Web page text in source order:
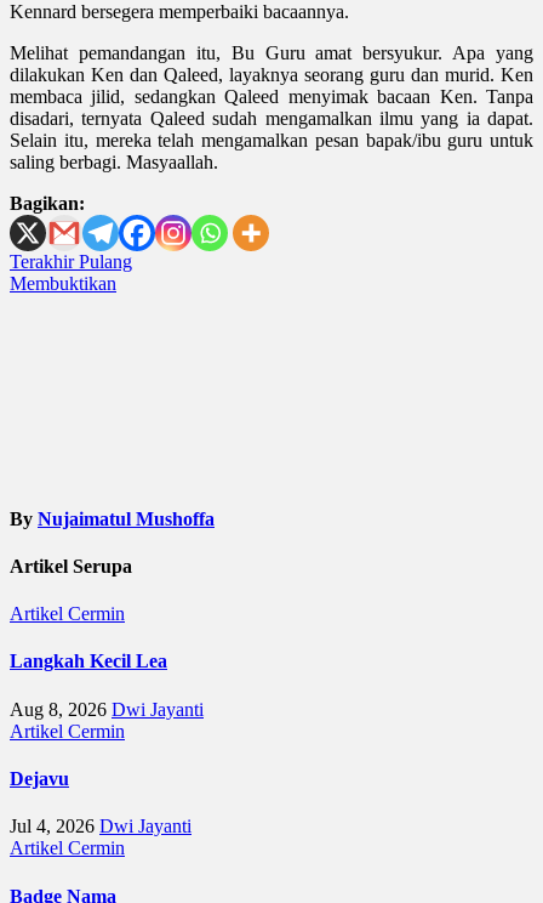
Kennard bersegera memperbaiki bacaannya.
Melihat pemandangan itu, Bu Guru amat bersyukur. Apa yang
dilakukan Ken dan Qaleed, layaknya seorang guru dan murid. Ken
membaca jilid, sedangkan Qaleed menyimak bacaan Ken. Tanpa
disadari, ternyata Qaleed sudah mengamalkan ilmu yang ia dapat.
Selain itu, mereka telah mengamalkan pesan bapak/ibu guru untuk
saling berbagi. Masyaallah.
Bagikan:
Post
navigation
Terakhir Pulang
Membuktikan
By Nujaimatul Mushoffa
Artikel Serupa
Artikel Cermin
Langkah Kecil Lea
Aug 8, 2026 Dwi Jayanti
Artikel Cermin
Dejavu
Jul 4, 2026 Dwi Jayanti
Artikel Cermin
Badge Nama